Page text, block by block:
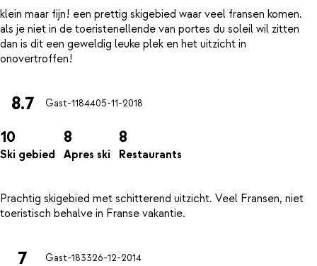
klein maar fijn! een prettig skigebied waar veel fransen komen.
als je niet in de toeristenellende van portes du soleil wil zitten
dan is dit een geweldig leuke plek en het uitzicht in
8.7 Gast-1184405-11-2018
10
Ski gebied
8
Apres ski
8
Restaurants
Prachtig skigebied met schitterend uitzicht. Veel Fransen, niet
7 Gast-183326-12-2014